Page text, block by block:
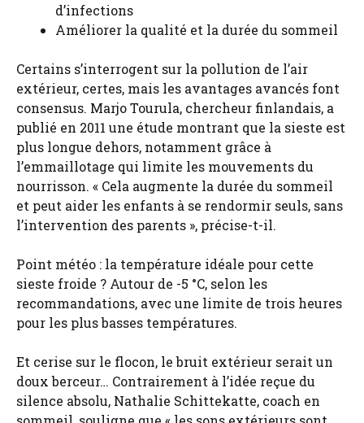
d’infections
Améliorer la qualité et la durée du sommeil
Certains s’interrogent sur la pollution de l’air
extérieur, certes, mais les avantages avancés font
consensus. Marjo Tourula, chercheur finlandais, a
publié en 2011 une étude montrant que la sieste est
plus longue dehors, notamment grâce à
l’emmaillotage qui limite les mouvements du
nourrisson. « Cela augmente la durée du sommeil
et peut aider les enfants à se rendormir seuls, sans
l’intervention des parents », précise-t-il.
Point météo : la température idéale pour cette
sieste froide ? Autour de -5 °C, selon les
recommandations, avec une limite de trois heures
pour les plus basses températures.
Et cerise sur le flocon, le bruit extérieur serait un
doux berceur… Contrairement à l’idée reçue du
silence absolu, Nathalie Schittekatte, coach en